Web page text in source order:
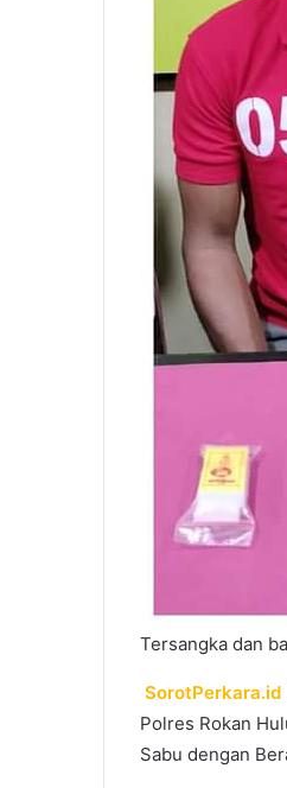
Tersangka dan
SorotPerkara.id
Polres Rokan
Sabu dengan